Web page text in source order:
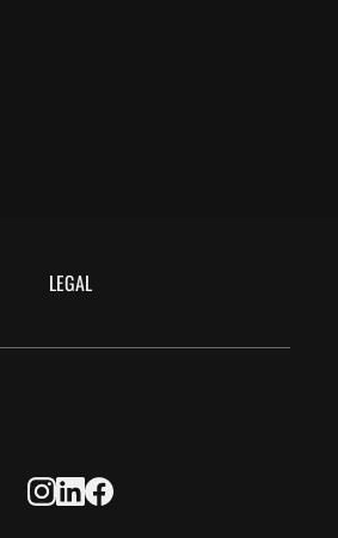
LEGAL